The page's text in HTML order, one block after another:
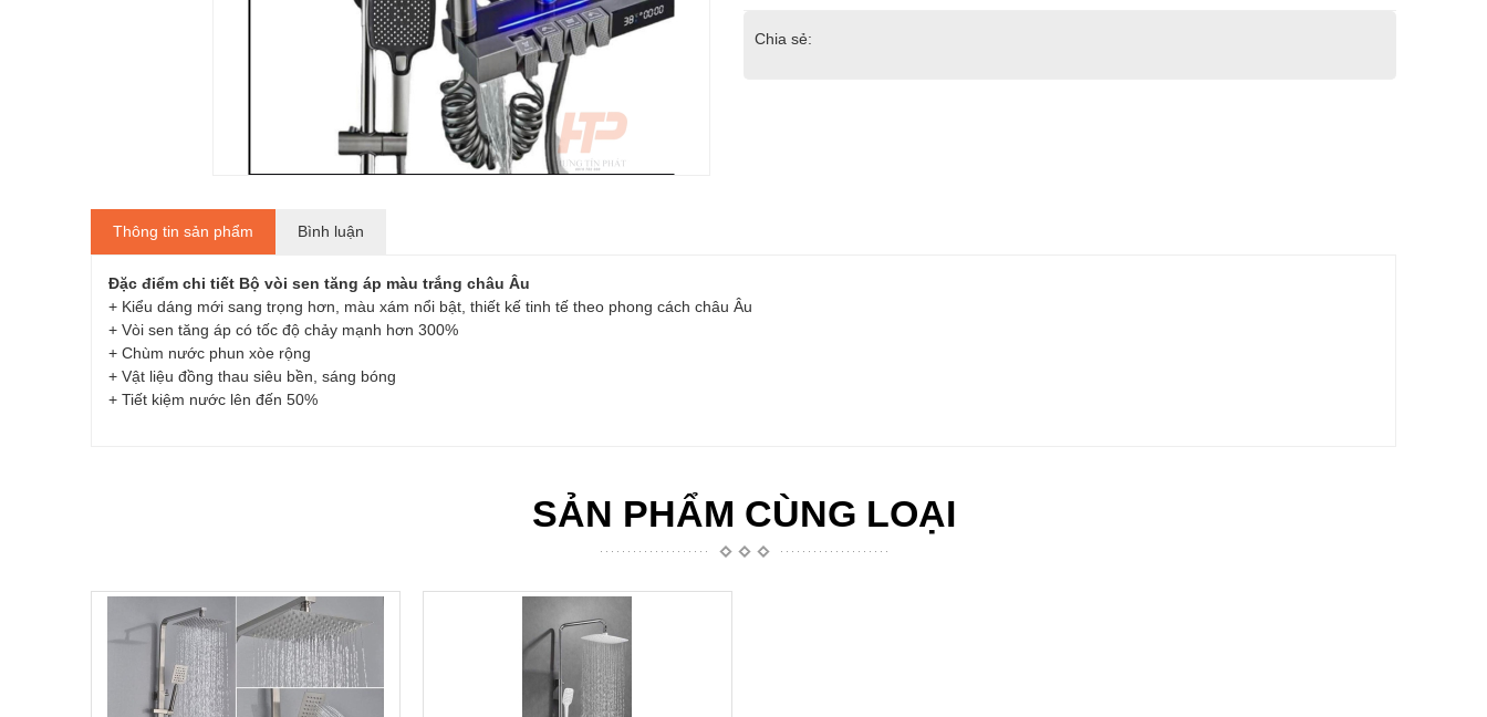
Chia sẻ:
Thông tin sản phẩm Bình luận
Đặc điểm chi tiết Bộ vòi sen tăng áp màu trắng châu Âu
+ Kiểu dáng mới sang trọng hơn, màu xám nổi bật, thiết kế tinh tế theo phong cách châu Âu
+ Vòi sen tăng áp có tốc độ chảy mạnh hơn 300%
+ Chùm nước phun xòe rộng
+ Vật liệu đồng thau siêu bền, sáng bóng
+ Tiết kiệm nước lên đến 50%
SẢN PHẨM CÙNG LOẠI